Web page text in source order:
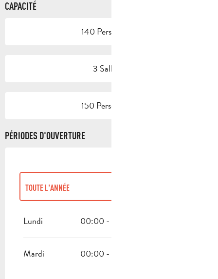
CAPACITÉ
140 Personne(s)
3 Salle(s)
150 Personne(s)
PÉRIODES D'OUVERTURE
TOUTE L'ANNÉE
TOUTE L'ANNÉE 2027
Lundi 00:00 - 23:30
Mardi 00:00 - 23:30